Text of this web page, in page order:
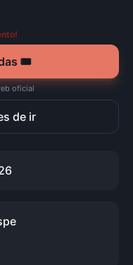
🎟️
oficial
de ir